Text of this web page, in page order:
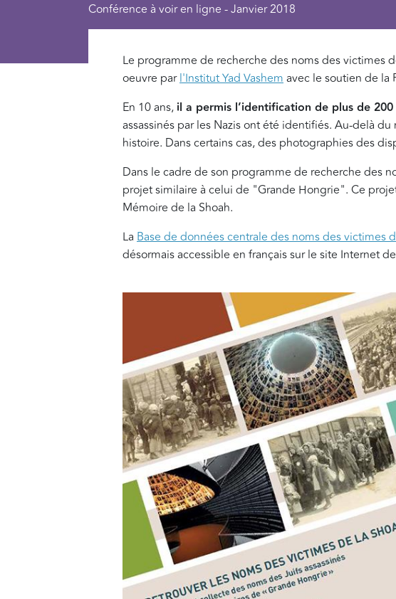
Conférence à voir en ligne - Janvier 2018
Le programme de recherche des noms des victimes
oeuvre parl'Institut Yad Vashemavec le soutien de la
En 10 ans, il a permis l’identification de plus de
assassinés par les Nazis ont été identifiés. Au-delà
histoire. Dans certains cas, des photographies des
Dans le cadre de son programme de recherche des
projet similaire à celui de "Grande Hongrie". Ce
Mémoire de la Shoah.
La Base de données centrale des noms des victimes
désormais accessible en français sur le site Internet